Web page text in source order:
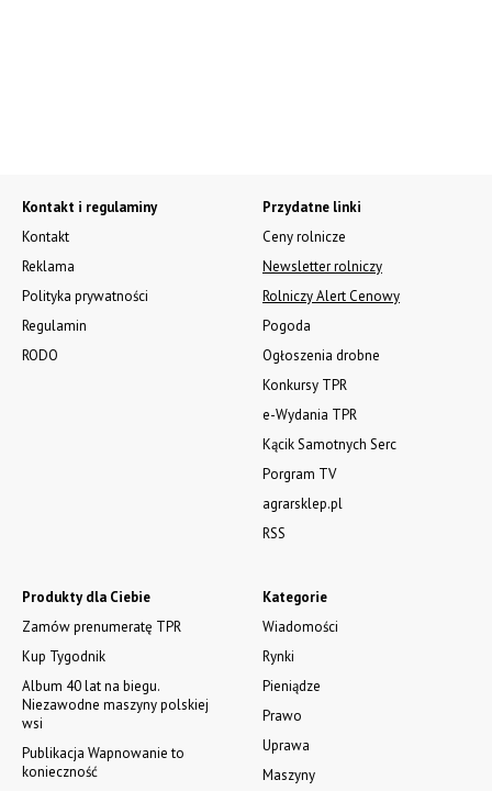
Kontakt i regulaminy
Kontakt
Reklama
Polityka prywatności
Regulamin
RODO
Kategorie
Wiadomości
Rynki
Pieniądze
Prawo
Uprawa
Maszyny
Produkty dla Ciebie
Zamów prenumeratę TPR
Kup Tygodnik
Album 40 lat na biegu.
Niezawodne maszyny polskiej
wsi
Publikacja Wapnowanie to
konieczność
Przydatne linki
Ceny rolnicze
Newsletter rolniczy
Rolniczy Alert Cenowy
Pogoda
Ogłoszenia drobne
Konkursy TPR
e-Wydania TPR
Kącik Samotnych Serc
Porgram TV
agrarsklep.pl
RSS